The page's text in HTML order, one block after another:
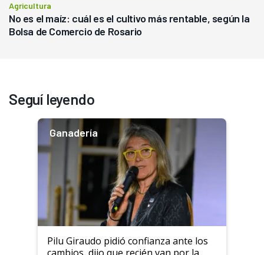
Agricultura
No es el maíz: cuál es el cultivo más rentable, según la
Bolsa de Comercio de Rosario
Seguí leyendo
Ganadería
Pilu Giraudo pidió confianza ante los